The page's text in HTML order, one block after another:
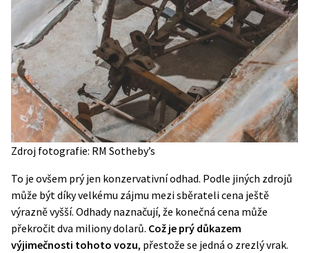
Zdroj fotografie: RM Sotheby’s
To je ovšem prý jen konzervativní odhad. Podle jiných zdrojů
může být díky velkému zájmu mezi sběrateli cena ještě
výrazně vyšší. Odhady naznačují, že konečná cena může
překročit dva miliony dolarů. Což je prý důkazem
výjimečnosti tohoto vozu, přestože se jedná o zrezlý vrak.